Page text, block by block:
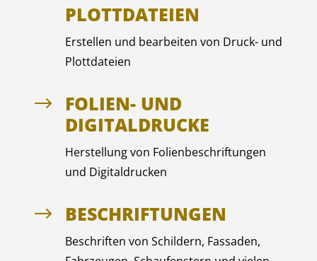
PLOTTDATEIEN
Erstellen und bearbeiten von Druck- und
Plottdateien
$
FOLIEN- UND
DIGITALDRUCKE
Herstellung von Folienbeschriftungen
und Digitaldrucken
$ BESCHRIFTUNGEN
Beschriften von Schildern, Fassaden,